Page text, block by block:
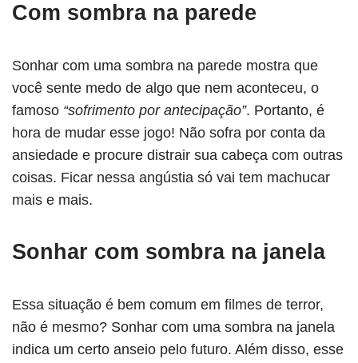
Com sombra na parede
Sonhar com uma sombra na parede mostra que
você sente medo de algo que nem aconteceu, o
famoso “sofrimento por antecipação”. Portanto, é
hora de mudar esse jogo! Não sofra por conta da
ansiedade e procure distrair sua cabeça com outras
coisas. Ficar nessa angústia só vai tem machucar
mais e mais.
Sonhar com sombra na janela
Essa situação é bem comum em filmes de terror,
não é mesmo? Sonhar com uma sombra na janela
indica um certo anseio pelo futuro. Além disso, esse